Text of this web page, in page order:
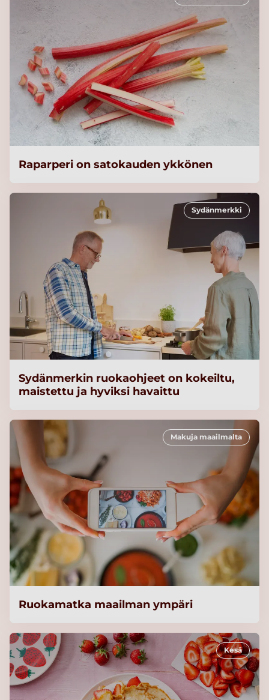
Raparperi on satokauden ykkönen
Sydänmerkki
Sydänmerkin ruokaohjeet on kokeiltu,
maistettu ja hyviksi havaittu
Makuja maailmalta
Ruokamatka maailman ympäri
Kesä